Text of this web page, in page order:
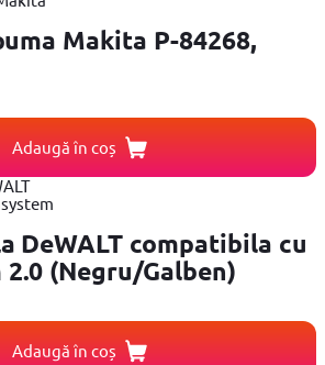
Makita P-84268,
Adaugă în coș
DeWALT compatibila cu
(Negru/Galben)
Adaugă în coș